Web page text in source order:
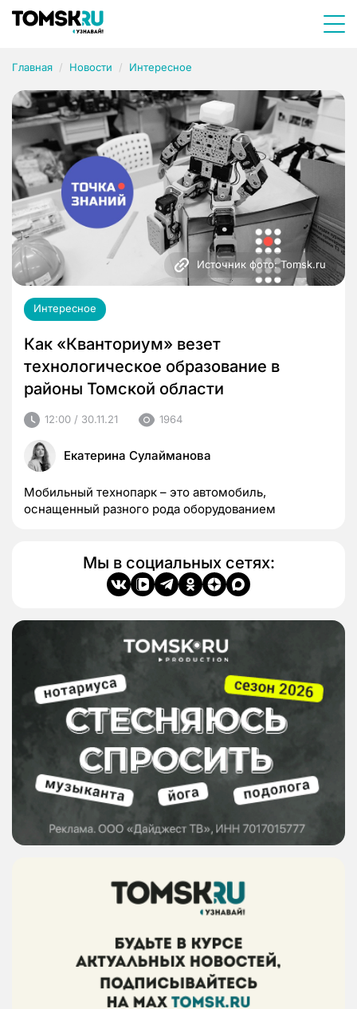
Главная Новости Интересное
Источник фото: Tomsk.ru
Интересное
Как «Кванториум» везет
технологическое образование в
районы Томской области
12:00 / 30.11.21 1964
Екатерина Сулайманова
Мобильный технопарк – это автомобиль,
оснащенный разного рода оборудованием
Мы в социальных сетях: